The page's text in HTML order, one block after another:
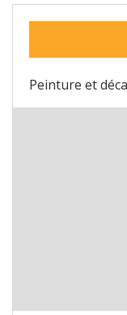
Peinture et